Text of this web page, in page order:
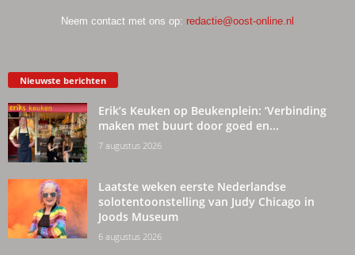
Neem contact met ons op: redactie@oost-online.nl
Nieuwste berichten
Erik’s Keuken op Beukenplein: ‘Verbinding
maken met buurt door goed en...
7 augustus 2026
Laatste weken eerste Nederlandse
solotentoonstelling van Judy Chicago in
Joods Museum
6 augustus 2026